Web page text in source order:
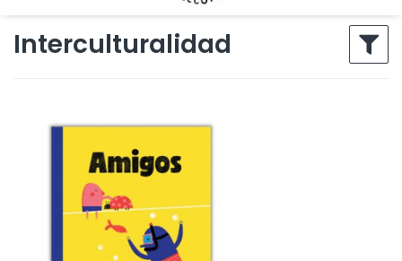
Interculturalidad